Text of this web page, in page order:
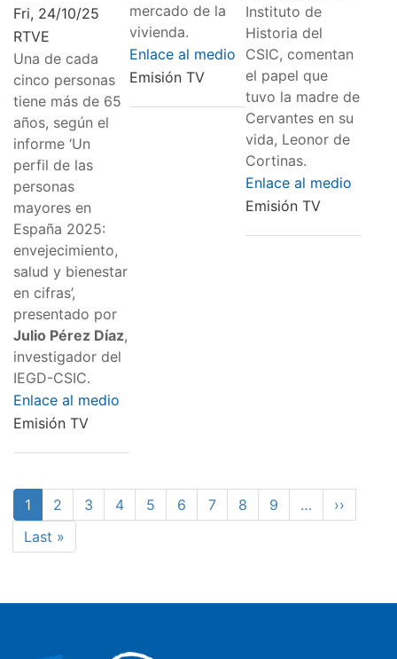
Fri, 24/10/25
RTVE
Una de cada
cinco personas
tiene más de 65
años, según el
informe ‘Un
perfil de las
personas
mayores en
España 2025:
envejecimiento,
salud y bienestar
en cifras’,
presentado por
Julio Pérez Díaz,
investigador del
IEGD-CSIC.
Enlace al medio
Emisión TV
mercado de la
vivienda.
Enlace al medio
Emisión TV
Instituto de
Historia del
CSIC, comentan
el papel que
tuvo la madre de
Cervantes en su
vida, Leonor de
Cortinas.
Enlace al medio
Emisión TV
Pagination
Current
page
1 Page
2 Page
3 Page
4 Page
5 Page
6 Page
7 Page
8 Page
9 …
Next
page
››
Last
page
Last »